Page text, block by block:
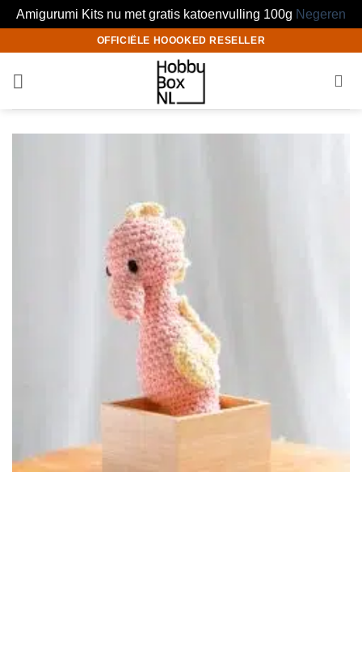
Amigurumi Kits nu met gratis katoenvulling 100g Negeren
inhoud
OFFICIËLE HOOOKED RESELLER